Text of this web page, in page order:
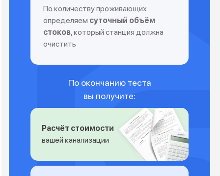
По количеству проживающих
определяем суточный объём
стоков, который станция должна
очистить
По окончанию теста
вы получите:
Расчёт стоимости
вашей канализации